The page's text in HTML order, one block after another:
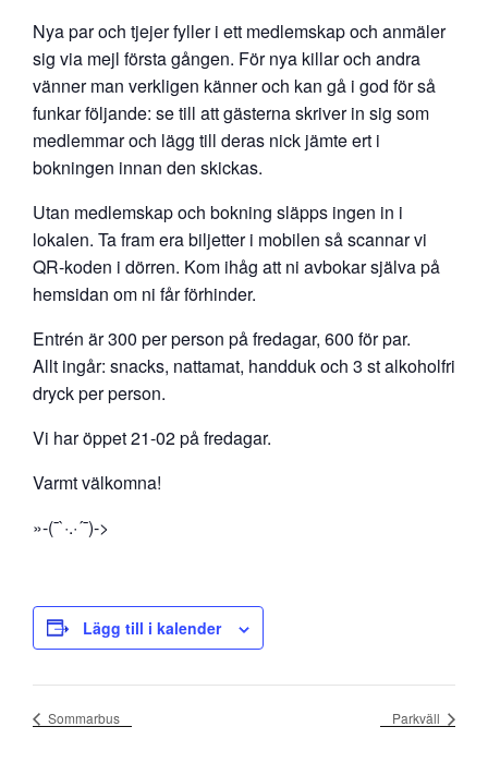
Nya par och tjejer fyller i ett medlemskap och anmäler
sig via mejl första gången. För nya killar och andra
vänner man verkligen känner och kan gå i god för så
funkar följande: se till att gästerna skriver in sig som
medlemmar och lägg till deras nick jämte ert i
bokningen innan den skickas.
Utan medlemskap och bokning släpps ingen in i
lokalen. Ta fram era biljetter i mobilen så scannar vi
QR-koden i dörren. Kom ihåg att ni avbokar själva på
hemsidan om ni får förhinder.
Entrén är 300 per person på fredagar, 600 för par.
Allt ingår: snacks, nattamat, handduk och 3 st alkoholfri
dryck per person.
Vi har öppet 21-02 på fredagar.
Varmt välkomna!
»-(¯`·.·´¯)->
Lägg till i kalender
Sommarbus Parkväll